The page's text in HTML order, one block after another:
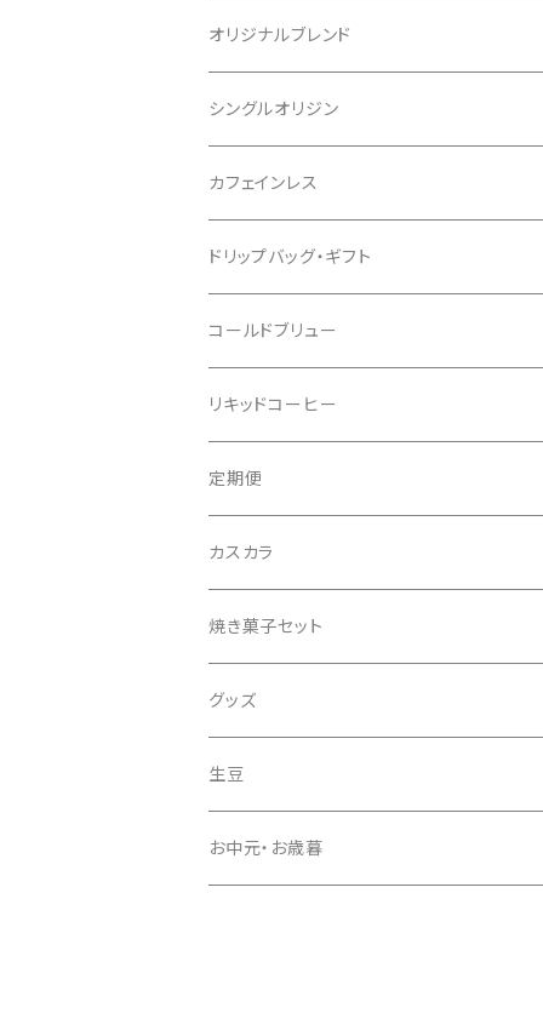
オリジナルブレンド
シングルオリジン
カフェインレス
ドリップバッグ・ギフト
コールドブリュー
リキッドコーヒー
定期便
カスカラ
焼き菓子セット
グッズ
生豆
お中元・お歳暮